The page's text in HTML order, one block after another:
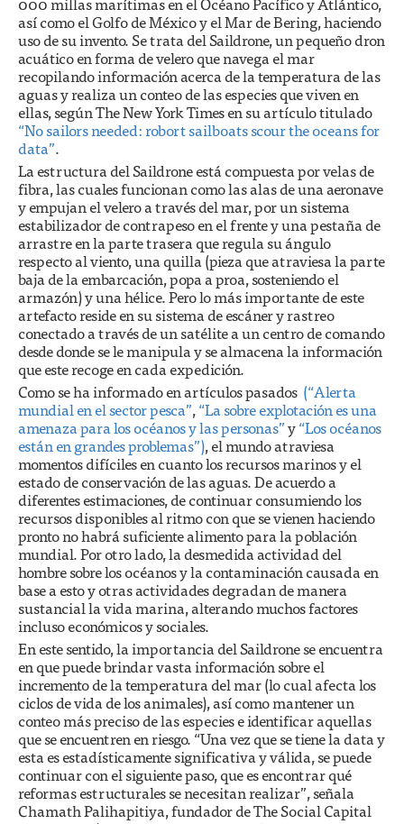
000 millas marítimas en el Océano Pacífico y Atlántico,
así como el Golfo de México y el Mar de Bering, haciendo
uso de su invento. Se trata del Saildrone, un pequeño dron
acuático en forma de velero que navega el mar
recopilando información acerca de la temperatura de las
aguas y realiza un conteo de las especies que viven en
ellas, según The New York Times en su artículo titulado
“No sailors needed: robort sailboats scour the oceans for
data”.
La estructura del Saildrone está compuesta por velas de
fibra, las cuales funcionan como las alas de una aeronave
y empujan el velero a través del mar, por un sistema
estabilizador de contrapeso en el frente y una pestaña de
arrastre en la parte trasera que regula su ángulo
respecto al viento, una quilla (pieza que atraviesa la parte
baja de la embarcación, popa a proa, sosteniendo el
armazón) y una hélice. Pero lo más importante de este
artefacto reside en su sistema de escáner y rastreo
conectado a través de un satélite a un centro de comando
desde donde se le manipula y se almacena la información
que este recoge en cada expedición.
Como se ha informado en artículos pasados (“Alerta
mundial en el sector pesca”,“La sobre explotación es una
amenaza para los océanos y las personas”y“Los océanos
están en grandes problemas”), el mundo atraviesa
momentos difíciles en cuanto los recursos marinos y el
estado de conservación de las aguas. De acuerdo a
diferentes estimaciones, de continuar consumiendo los
recursos disponibles al ritmo con que se vienen haciendo
pronto no habrá suficiente alimento para la población
mundial. Por otro lado, la desmedida actividad del
hombre sobre los océanos y la contaminación causada en
base a esto y otras actividades degradan de manera
sustancial la vida marina, alterando muchos factores
incluso económicos y sociales.
En este sentido, la importancia del Saildrone se encuentra
en que puede brindar vasta información sobre el
incremento de la temperatura del mar (lo cual afecta los
ciclos de vida de los animales), así como mantener un
conteo más preciso de las especies e identificar aquellas
que se encuentren en riesgo. “Una vez que se tiene la data y
esta es estadísticamente significativa y válida, se puede
continuar con el siguiente paso, que es encontrar qué
reformas estructurales se necesitan realizar”, señala
Chamath Palihapitiya, fundador de The Social Capital